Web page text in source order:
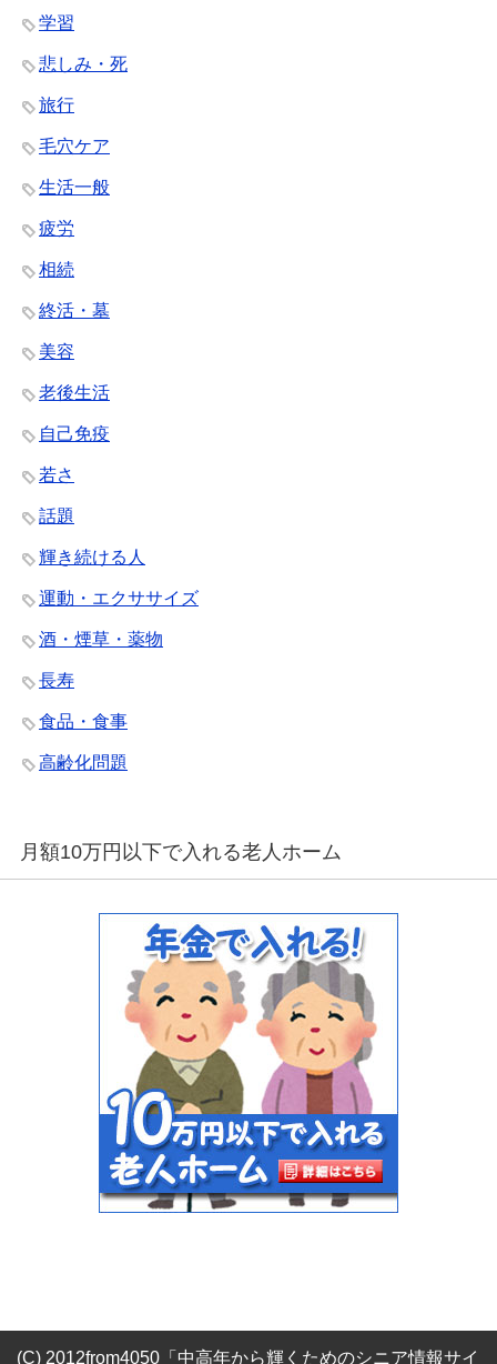
学習
悲しみ・死
旅行
毛穴ケア
生活一般
疲労
相続
終活・墓
美容
老後生活
自己免疫
若さ
話題
輝き続ける人
運動・エクササイズ
酒・煙草・薬物
長寿
食品・食事
高齢化問題
月額10万円以下で入れる老人ホーム
(C) 2012from4050「中高年から輝くためのシニア情報サイ